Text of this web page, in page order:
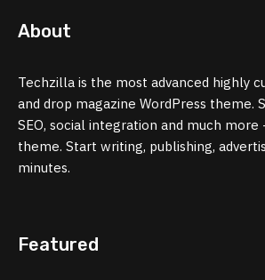
About
Techzilla is the most advanced highly
and drop magazine WordPress theme.
SEO, social integration and much more
theme. Start writing, publishing,
minutes.
Featured